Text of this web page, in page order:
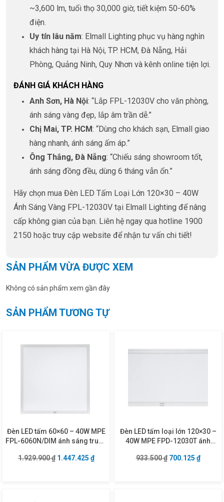
~3,600 lm, tuổi thọ 30,000 giờ, tiết kiệm 50-60%
điện.
Uy tín lâu năm: Elmall Lighting phục vụ hàng nghìn
khách hàng tại Hà Nội, TP. HCM, Đà Nẵng, Hải
Phòng, Quảng Ninh, Quy Nhơn và kênh online tiện lợi.
ĐÁNH GIÁ KHÁCH HÀNG
Anh Sơn, Hà Nội: “Lắp FPL-12030V cho văn phòng,
ánh sáng vàng đẹp, lắp âm trần dễ.”
Chị Mai, TP. HCM: “Dùng cho khách sạn, Elmall giao
hàng nhanh, ánh sáng ấm áp.”
Ông Thắng, Đà Nẵng: “Chiếu sáng showroom tốt,
ánh sáng đồng đều, dùng 6 tháng vẫn ổn.”
Hãy chọn mua Đèn LED Tấm Loại Lớn 120×30 – 40W
Ánh Sáng Vàng FPL-12030V tại Elmall Lighting để nâng
cấp không gian của bạn. Liên hệ ngay qua hotline 1900
2150 hoặc truy cập website để nhận tư vấn chi tiết!
SẢN PHẨM VỪA ĐƯỢC XEM
Không có sản phẩm xem gần đây
SẢN PHẨM TƯƠNG TỰ
Đèn LED tấm 60×60 – 40W MPE
FPL-6060N/DIM ánh sáng trung
1.929.900₫ Giá gốc là: 1.929.900 ₫.
1.447.425 ₫Giá hiện tại là: 1.447.425 ₫.
Đèn LED tấm loại lớn 120×30 –
40W MPE FPD-12030T ánh
933.500₫ Giá gốc là:
700.125 ₫Giá